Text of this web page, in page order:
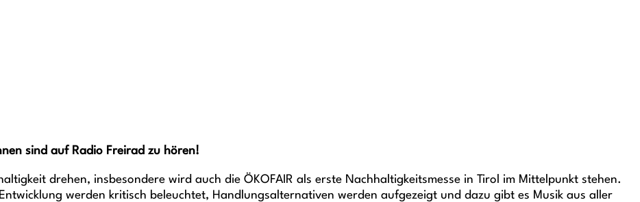
sind auf Radio Freirad zu hören!
drehen, insbesondere wird auch die ÖKOFAIR als erste Nachhaltigkeitsmesse in Tirol im Mittelpunkt stehen.
werden kritisch beleuchtet, Handlungsalternativen werden aufgezeigt und dazu gibt es Musik aus aller